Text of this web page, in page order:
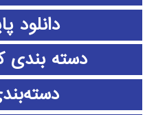
دانلود
دسته بندی